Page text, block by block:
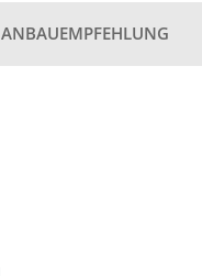
ANBAUEMPFEHLUNG